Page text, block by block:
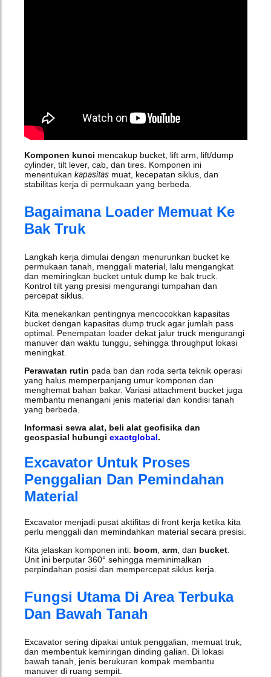
Komponen kunci mencakup bucket, lift arm, lift/dump
cylinder, tilt lever, cab, dan tires. Komponen ini
menentukan kapasitasmuat, kecepatan siklus, dan
stabilitas kerja di permukaan yang berbeda.
Bagaimana Loader Memuat Ke
Bak Truk
Langkah kerja dimulai dengan menurunkan bucket ke
permukaan tanah, menggali material, lalu mengangkat
dan memiringkan bucket untuk dump ke bak truck.
Kontrol tilt yang presisi mengurangi tumpahan dan
percepat siklus.
Kita menekankan pentingnya mencocokkan kapasitas
bucket dengan kapasitas dump truck agar jumlah pass
optimal. Penempatan loader dekat jalur truck mengurangi
manuver dan waktu tunggu, sehingga throughput lokasi
meningkat.
Perawatan rutin pada ban dan roda serta teknik operasi
yang halus memperpanjang umur komponen dan
menghemat bahan bakar. Variasi attachment bucket juga
membantu menangani jenis material dan kondisi tanah
yang berbeda.
Informasi sewa alat, beli alat geofisika dan
geospasial hubungi exactglobal.
Excavator Untuk Proses
Penggalian Dan Pemindahan
Material
Excavator menjadi pusat aktifitas di front kerja ketika kita
perlu menggali dan memindahkan material secara presisi.
Kita jelaskan komponen inti: boom, arm, dan bucket.
Unit ini berputar 360° sehingga meminimalkan
perpindahan posisi dan mempercepat siklus kerja.
Fungsi Utama Di Area Terbuka
Dan Bawah Tanah
Excavator sering dipakai untuk penggalian, memuat truk,
dan membentuk kemiringan dinding galian. Di lokasi
bawah tanah, jenis berukuran kompak membantu
manuver di ruang sempit.